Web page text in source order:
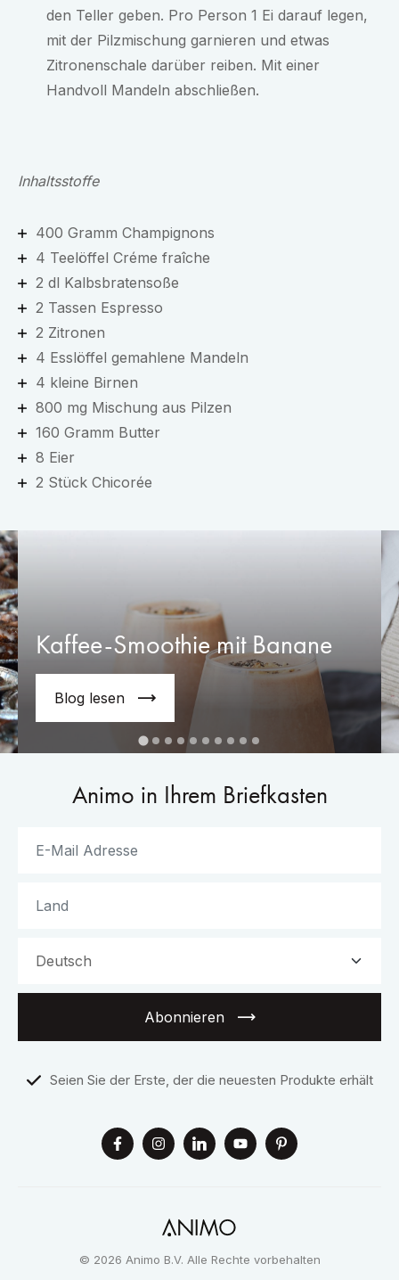
den Teller geben. Pro Person 1 Ei darauf legen,
mit der Pilzmischung garnieren und etwas
Zitronenschale darüber reiben. Mit einer
Handvoll Mandeln abschließen.
Inhaltsstoffe
400 Gramm Champignons
4 Teelöffel Créme fraîche
2 dl Kalbsbratensoße
2 Tassen Espresso
2 Zitronen
4 Esslöffel gemahlene Mandeln
4 kleine Birnen
800 mg Mischung aus Pilzen
160 Gramm Butter
8 Eier
2 Stück Chicorée
Kaffee-Smoothie mit Banane
Blog lesen
Animo in Ihrem Briefkasten
Abonnieren
Seien Sie der Erste, der die neuesten Produkte erhält
© 2026 Animo B.V. Alle Rechte vorbehalten